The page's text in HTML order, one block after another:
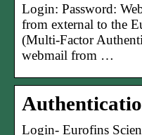
Login: Password:
from external to the
(Multi-Factor
webmail from …
Login- Eurofins